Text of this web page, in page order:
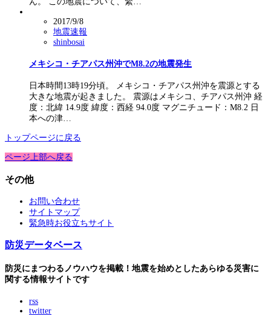
2017/9/8
地震速報
shinbosai
メキシコ・チアパス州沖でM8.2の地震発生
日本時間13時19分頃。 メキシコ・チアパス州沖を震源とする
大きな地震が起きました。 震源はメキシコ、チアパス州沖 経
度：北緯 14.9度 緯度：西経 94.0度 マグニチュード：M8.2 日
本への津…
トップページに戻る
ページ上部へ戻る
その他
お問い合わせ
サイトマップ
緊急時お役立ちサイト
防災データベース
防災にまつわるノウハウを掲載！地震を始めとしたあらゆる災害に
関する情報サイトです
rss
twitter